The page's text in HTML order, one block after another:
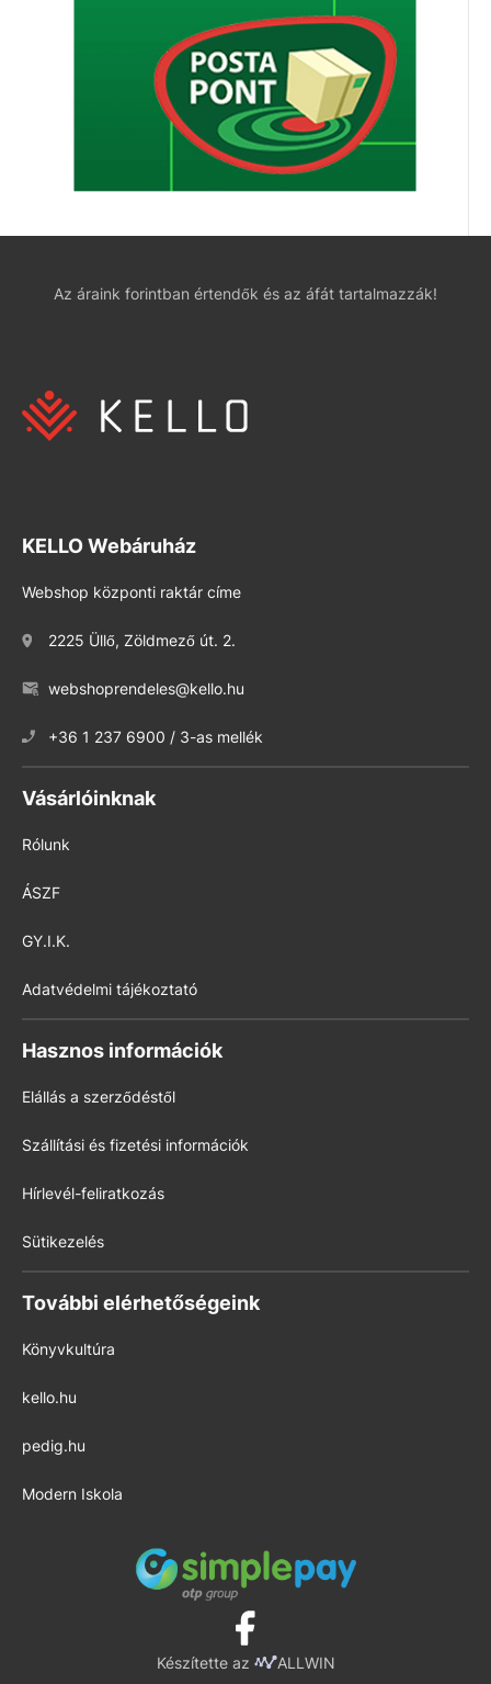
Az áraink forintban értendők és az áfát tartalmazzák!
KELLO Webáruház
Webshop központi raktár címe
2225 Üllő, Zöldmező út. 2.
webshoprendeles@kello.hu
+36 1 237 6900 / 3-as mellék
Vásárlóinknak
Rólunk
ÁSZF
GY.I.K.
Adatvédelmi tájékoztató
Hasznos információk
Elállás a szerződéstől
Szállítási és fizetési információk
Hírlevél-feliratkozás
Sütikezelés
További elérhetőségeink
Könyvkultúra
kello.hu
pedig.hu
Modern Iskola
Készítette az ALLWIN